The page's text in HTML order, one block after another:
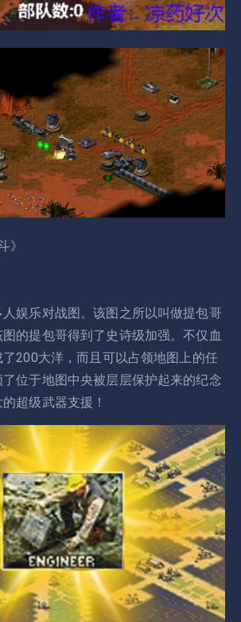
》
娱乐对战图。该图之所以叫做提包哥
的提包哥得到了史诗级加强。不仅血
200大洋，而且可以占领地图上的任
位于地图中央被层层保护起来的纪念
超级武器支援！